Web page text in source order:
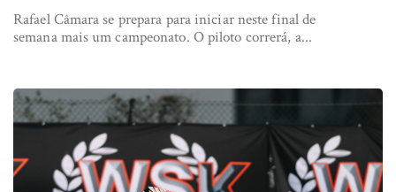
Rafael Câmara se prepara para iniciar neste final de
semana mais um campeonato. O piloto correrá, a...